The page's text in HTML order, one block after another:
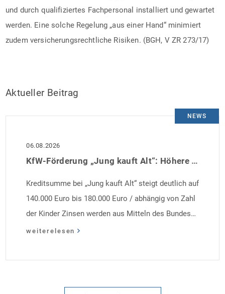
und durch qualifiziertes Fachpersonal installiert und gewartet
werden. Eine solche Regelung „aus einer Hand“ minimiert
zudem versicherungsrechtliche Risiken. (BGH, V ZR 273/17)
Aktueller Beitrag
NEWS
06.08.2026
KfW-Förderung „Jung kauft Alt“: Höhere Kredite ab August 2026
Kreditsumme bei „Jung kauft Alt“ steigt deutlich auf
140.000 Euro bis 180.000 Euro / abhängig von Zahl
der Kinder Zinsen werden aus Mitteln des Bundes
verbilligt: Heutiger Zins bei 0,53 Prozent effektiv bei
Antragstellende verpflichten sich zu energetischer
Sanierung in Einzelmaßnahmen […]
weiterelesen